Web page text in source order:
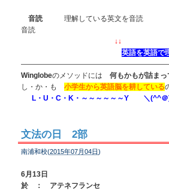
音読
理解している英文を音読
音読
↓↓
英語を英語で
Winglobeのメソッドには 何もかもが詰まっ
し・か・も 小学生から英語脳を耕している
L・U・C・K・～～～～～～Y ＼(^^＠
文法の日 2部
南浦和校(2015年07月04日)
6月13日
於 ： アテネフランセ